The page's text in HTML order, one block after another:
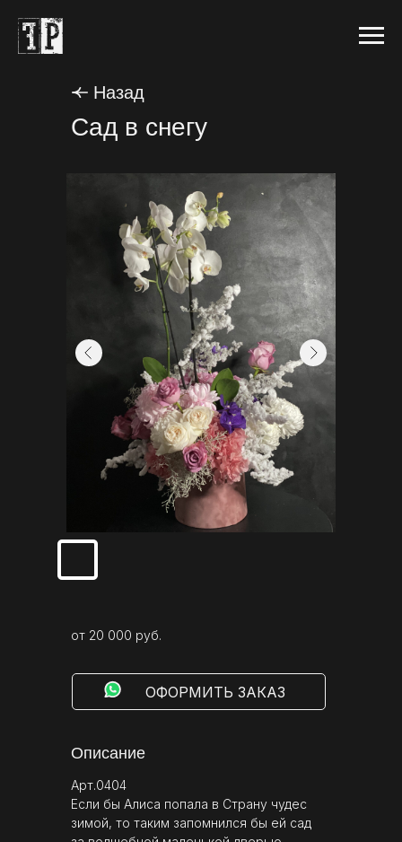
Назад
Сад в снегу
Описание
Арт.0404
Если бы Алиса попала в Страну чудес
зимой, то таким запомнился бы ей сад
от 20 000 руб.
⠀⠀⠀ОФОРМИТЬ ЗАКАЗ